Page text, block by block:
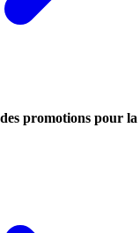
promotions pour